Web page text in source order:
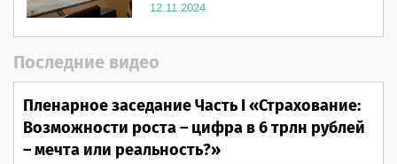
12.11.2024
Последние видео
Пленарное заседание Часть I «Страхование:
Возможности роста – цифра в 6 трлн рублей
– мечта или реальность?»